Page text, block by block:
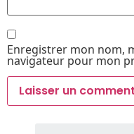
Enregistrer mon nom,
navigateur pour mon